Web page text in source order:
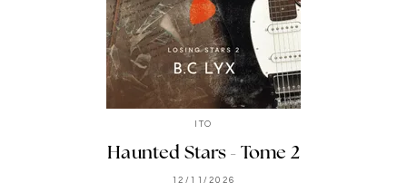
ITO
Haunted Stars - Tome 2
12/11/2026